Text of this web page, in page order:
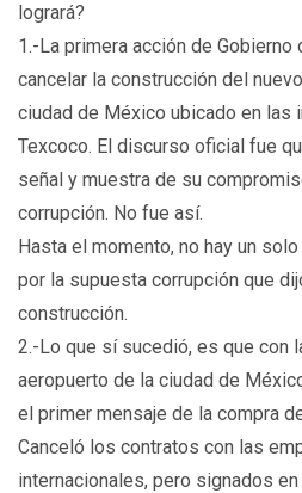
logrará?
1.-La primera acción de
cancelar la construcción del
ciudad de México ubicado en las
Texcoco. El discurso oficial fue
señal y muestra de su
corrupción. No fue así.
Hasta el momento, no hay un
por la supuesta corrupción que
construcción.
2.-Lo que sí sucedió, es que con
aeropuerto de la ciudad de
el primer mensaje de la compra
Canceló los contratos con las
internacionales, pero signados